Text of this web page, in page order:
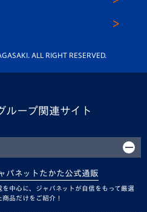
ALL RIGHT RESERVED.
ループ関連サイト
パネットたかた公式通販
を中心に、ジャパネットが自信をもって厳選
商品だけをご紹介！